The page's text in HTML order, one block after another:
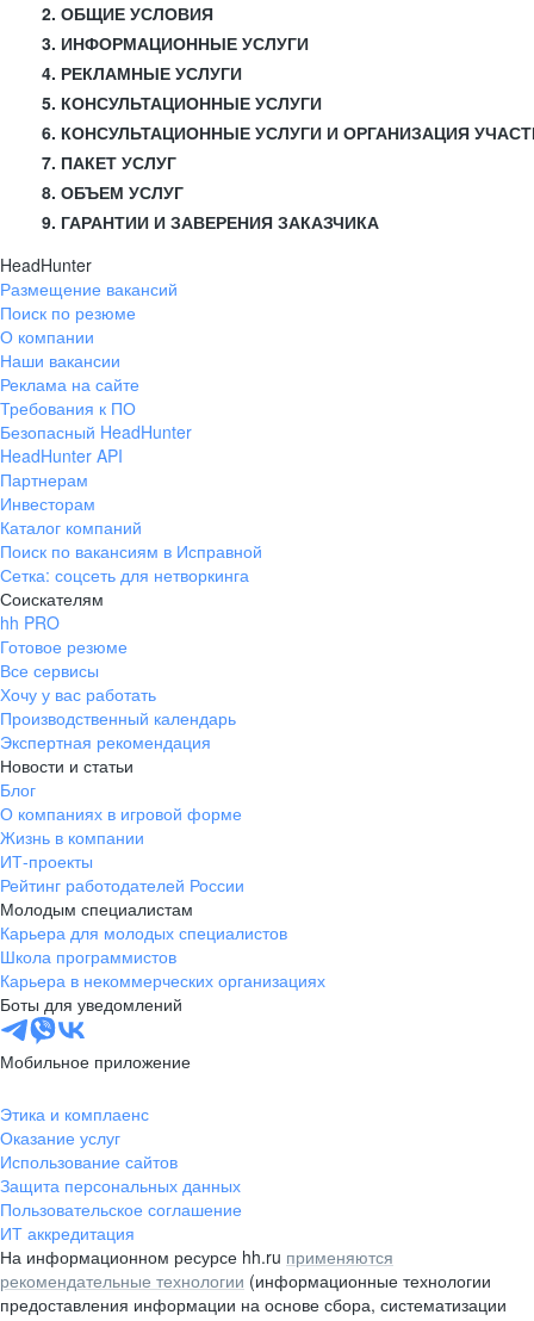
2. ОБЩИЕ УСЛОВИЯ
3. ИНФОРМАЦИОННЫЕ УСЛУГИ
4. РЕКЛАМНЫЕ УСЛУГИ
5. КОНСУЛЬТАЦИОННЫЕ УСЛУГИ
6. КОНСУЛЬТАЦИОННЫЕ УСЛУГИ И ОРГАНИЗАЦИЯ
7. ПАКЕТ УСЛУГ
8. ОБЪЕМ УСЛУГ
9. ГАРАНТИИ И ЗАВЕРЕНИЯ ЗАКАЗЧИКА
HeadHunter
Размещение вакансий
Поиск по резюме
О компании
Наши вакансии
Реклама на сайте
Требования к ПО
Безопасный HeadHunter
HeadHunter API
Партнерам
Инвесторам
Каталог компаний
Поиск по вакансиям в Исправной
Сетка: соцсеть для нетворкинга
Соискателям
hh PRO
Готовое резюме
Все сервисы
Хочу у вас работать
Производственный календарь
Экспертная рекомендация
Новости и статьи
Блог
О компаниях в игровой форме
Жизнь в компании
ИТ-проекты
Рейтинг работодателей России
Молодым специалистам
Карьера для молодых специалистов
Школа программистов
Карьера в некоммерческих организациях
Боты для уведомлений
Мобильное приложение
Этика и комплаенс
Оказание услуг
Использование сайтов
Защита персональных данных
Пользовательское соглашение
ИТ аккредитация
На информационном ресурсе hh.ru применяются
рекомендательные технологии (информационные технологии
предоставления информации на основе сбора, систематизации